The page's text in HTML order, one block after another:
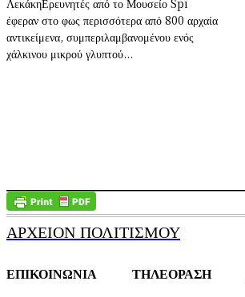
ΛεκάκηΕρευνητές από το Μουσείο Spi
έφεραν στο φως περισσότερα από 800 αρχαία
αντικείμενα, συμπεριλαμβανομένου ενός
χάλκινου μικρού γλυπτού...
ΑΡΧΕΙΟΝ ΠΟΛΙΤΙΣΜΟΥ
ΕΠΙΚΟΙΝΩΝΙΑ ΤΗΛΕΟΡΑΣΗ